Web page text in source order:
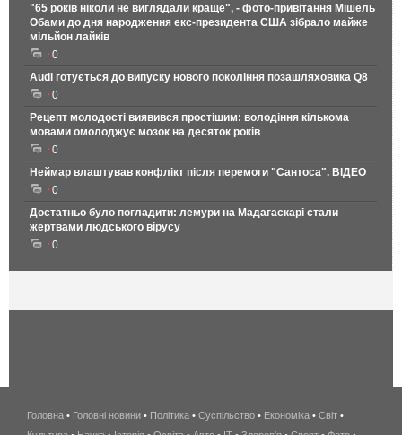
"65 років ніколи не виглядали краще", - фото-привітання Мішель
Обами до дня народження екс-президента США зібрало майже
мільйон лайків
0
Audi готується до випуску нового покоління позашляховика Q8
0
Рецепт молодості виявився простішим: володіння кількома
мовами омолоджує мозок на десяток років
0
Неймар влаштував конфлікт після перемоги "Сантоса". ВІДЕО
0
Достатньо було погладити: лемури на Мадагаскарі стали
жертвами людського вірусу
0
беспроводной
Головна • Головні новини • Політика • Суспільство • Економіка • Світ •